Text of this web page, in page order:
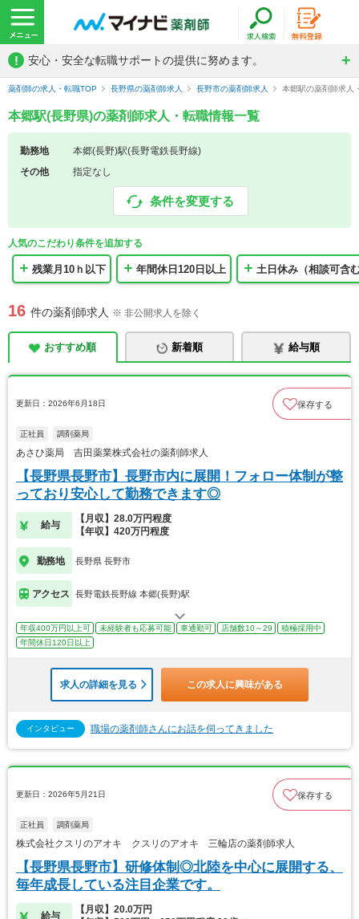
! 安心・安全な転職サポートの提供に努めます。
薬剤師の求人・転職TOP 長野県の薬剤師求人 長野市の薬剤師求人 本郷駅の薬剤師求人
本郷駅(長野県)の薬剤師求人・転職情報一覧
勤務地
本郷(長野)駅(長野電鉄長野線)
その他
指定なし
条件を変更する
人気のこだわり条件を追加する
残業月10ｈ以下 年間休日120日以上 土日休み（相談可含
16 件の薬剤師求人 ※ 非公開求人を除く
おすすめ順 新着順 給与順
更新日：2026年6月18日 保存する
正社員 調剤薬局
あさひ薬局 吉田薬業株式会社の薬剤師求人
【長野県長野市】長野市内に展開！フォロー体制が整
っており安心して勤務できます◎
給与
【月収】28.0万円程度
【年収】420万円程度
勤務地 長野県 長野市
アクセス 長野電鉄長野線 本郷(長野)駅
年収400万円以上可 未経験者も応募可能 車通勤可 店舗数10～29
積極採用中
年間休日120日以上
求人の詳細を見る この求人に興味がある
インタビュー 職場の薬剤師さんにお話を伺ってきました
更新日：2026年5月21日 保存する
正社員 調剤薬局
株式会社クスリのアオキ クスリのアオキ 三輪店の薬剤師求人
【長野県長野市】研修体制◎北陸を中心に展開する、
毎年成長している注目企業です。
給与
【月収】20.0万円